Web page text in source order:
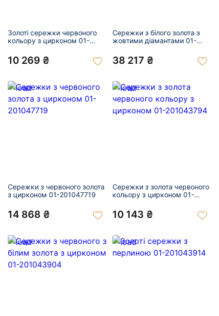
Золоті сережки червоного
кольору з цирконом 01-
10 269 ₴
Сережки з білого золота з
жовтими діамантами 01-
38 217 ₴
Сережки з червоного золота
з цирконом 01-201047719
14 868 ₴
Сережки з золота червоного
кольору з цирконом 01-
10 143 ₴